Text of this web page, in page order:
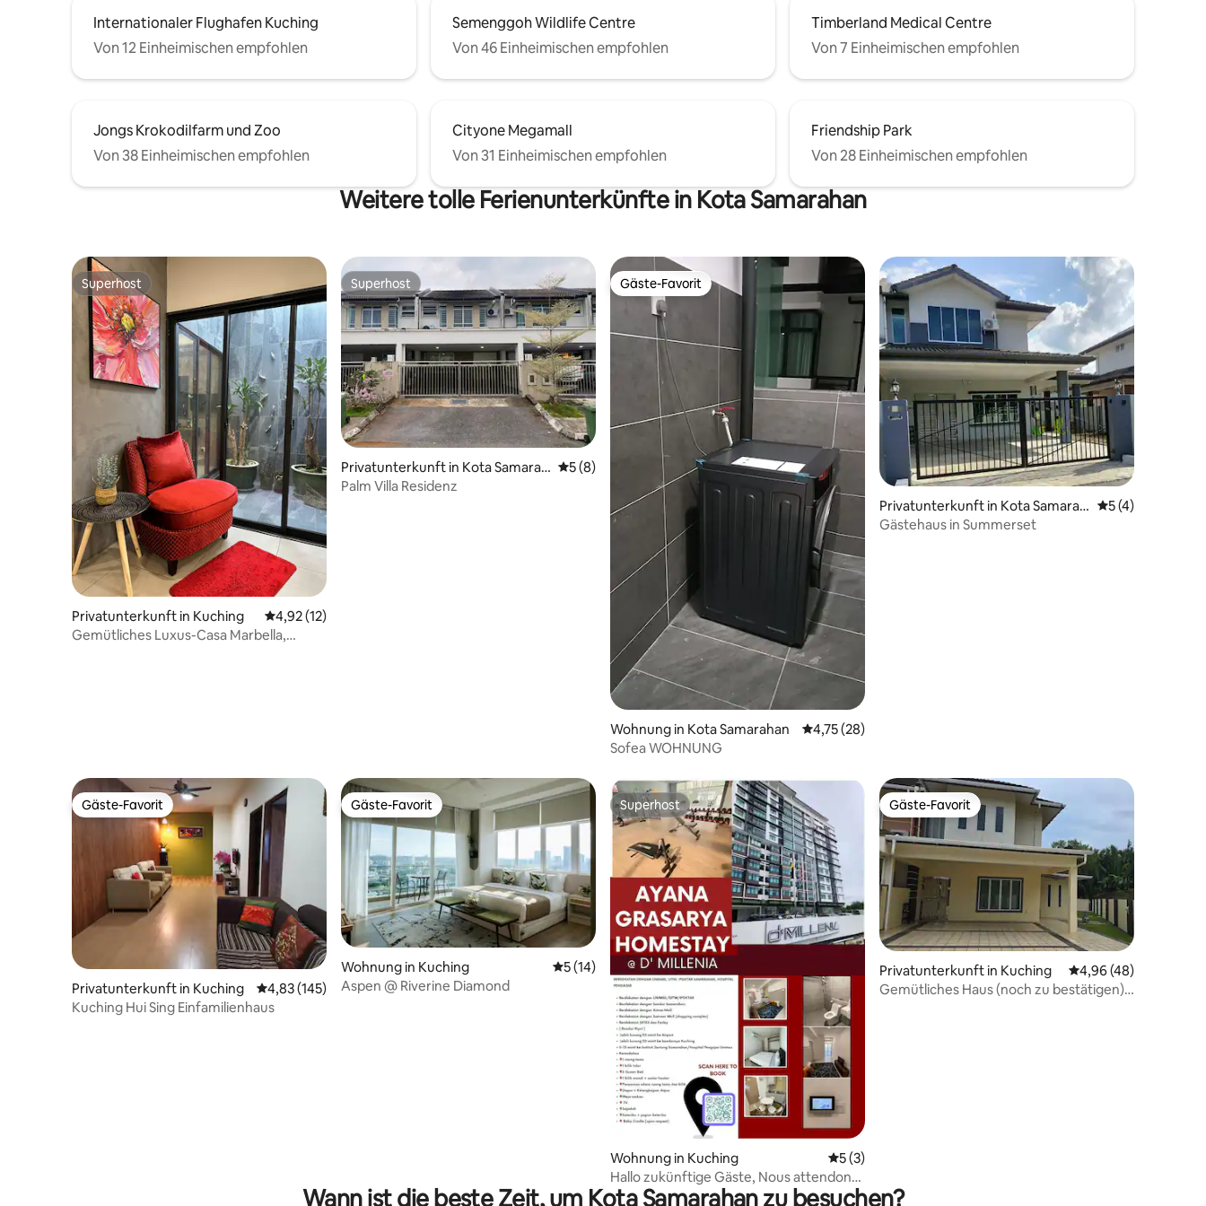
Internationaler Flughafen Kuching
Von 12 Einheimischen empfohlen
Semenggoh Wildlife Centre
Von 46 Einheimischen empfohlen
Timberland Medical Centre
Von 7 Einheimischen empfohlen
Jongs Krokodilfarm und Zoo
Von 38 Einheimischen empfohlen
Cityone Megamall
Von 31 Einheimischen empfohlen
Friendship Park
Von 28 Einheimischen empfohlen
Weitere tolle Ferienunterkünfte in Kota Samarahan
Superhost
Superhost
Privatunterkunft in Kuching Durchschnittliche Bewertung: 4,92 von 5, 12 Bewertungen
4,92 (12)
Gemütliches Luxus-Casa Marbella,
Superhost
Superhost
Privatunterkunft in Kota Samarah
an
Durchschnittliche Bewertung: 5 von 5, 8 Bewertungen
5 (8)
Palm Villa Residenz
Gäste-Favorit
Gäste-Favorit
Wohnung in Kota Samarahan Durchschnittliche Bewertung: 4,75 von 5, 28 Bewertungen
4,75 (28)
Sofea WOHNUNG
Privatunterkunft in Kota Samarah
an
5 (4)
Gästehaus in Summerset
Gäste-Favorit
Gäste-Favorit
Privatunterkunft in Kuching Durchschnittliche Bewertung: 4,83 von 5, 145 Bewertungen
4,83 (145)
Kuching Hui Sing Einfamilienhaus
Gäste-Favorit
Gäste-Favorit
Wohnung in Kuching Durchschnittliche Bewertung: 5 von 5, 14 Bewertungen
5 (14)
Aspen @ Riverine Diamond
Superhost
Superhost
Wohnung in Kuching Durchschnittliche Bewertung: 5 von 5, 3 Bewertungen
5 (3)
Hallo zukünftige Gäste, Nous attendons
votre réponse.
Gäste-Favorit
Gäste-Favorit
Privatunterkunft in Kuching Durchschnittliche
4,96 (48)
Gemütliches Haus (noch zu bestätigen),
Wann ist die beste Zeit, um Kota Samarahan zu besuchen?